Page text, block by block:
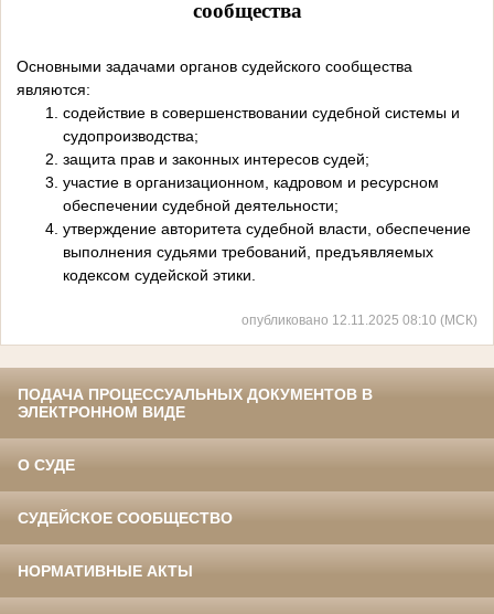
сообщества
Основными задачами органов судейского сообщества
являются:
содействие в совершенствовании судебной системы и
судопроизводства;
защита прав и законных интересов судей;
участие в организационном, кадровом и ресурсном
обеспечении судебной деятельности;
утверждение авторитета судебной власти, обеспечение
выполнения судьями требований, предъявляемых
кодексом судейской этики.
опубликовано 12.11.2025 08:10 (МСК)
ПОДАЧА ПРОЦЕССУАЛЬНЫХ ДОКУМЕНТОВ В
ЭЛЕКТРОННОМ ВИДЕ
О СУДЕ
СУДЕЙСКОЕ СООБЩЕСТВО
НОРМАТИВНЫЕ АКТЫ